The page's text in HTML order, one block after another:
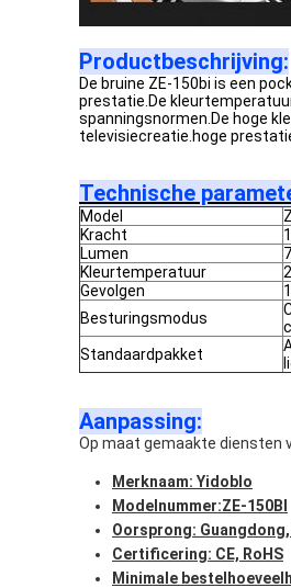
Productbeschrijving:
De bruine ZE-150bi is een
prestatie.De
spanningsnormen.De hoge
televisiecreatie.hoge
Technische
Model
Kracht
Lumen
Kleurtemperatuur
Gevolgen
Besturingsmodus
Standaardpakket
Aanpassing:
Op maat gemaakte diensten
Merknaam: Yidoblo
Modelnummer:ZE-150BI
Oorsprong: Guangdong,
Certificering: CE, RoHS
Minimale